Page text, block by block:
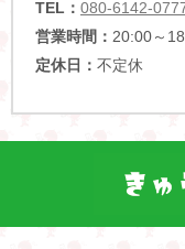
TEL： 080-6142-
営業時間： 20:00～
定休日： 不定休